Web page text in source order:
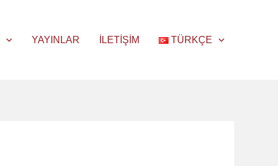
YAYINLAR İLETIŞIM TÜRKÇE